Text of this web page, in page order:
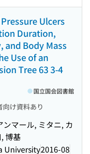
Ulcers
Duration,
and Body Mass
Use of an
Tree 63 3-4
向け資料あり
マール, ミタニ, カ
博基
University2016-08
国立国会図書館